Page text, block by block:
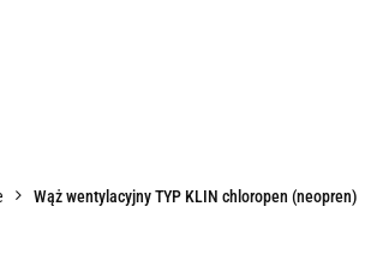
Wąż wentylacyjny TYP KLIN chloropen (neopren)